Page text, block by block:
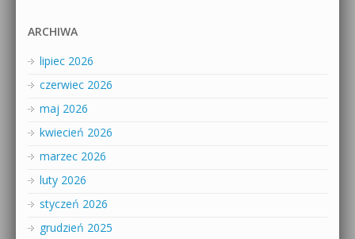
ARCHIWA
lipiec 2026
czerwiec 2026
maj 2026
kwiecień 2026
marzec 2026
luty 2026
styczeń 2026
grudzień 2025